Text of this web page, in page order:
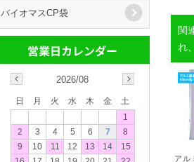
関
れ
アル
バイオマスCP袋
2026/08
日 月 火 水 木 金
土
1
2
3 4 5 6 7
8
9
10 11 12 13 14
15